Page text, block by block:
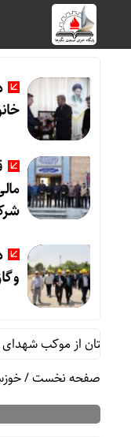
و
از موکب شهدای
صفحه نخست/